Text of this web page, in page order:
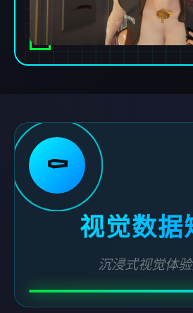
⚰️
视觉数据
沉浸式视觉体